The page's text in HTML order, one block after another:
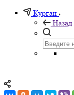
Курган
Назад